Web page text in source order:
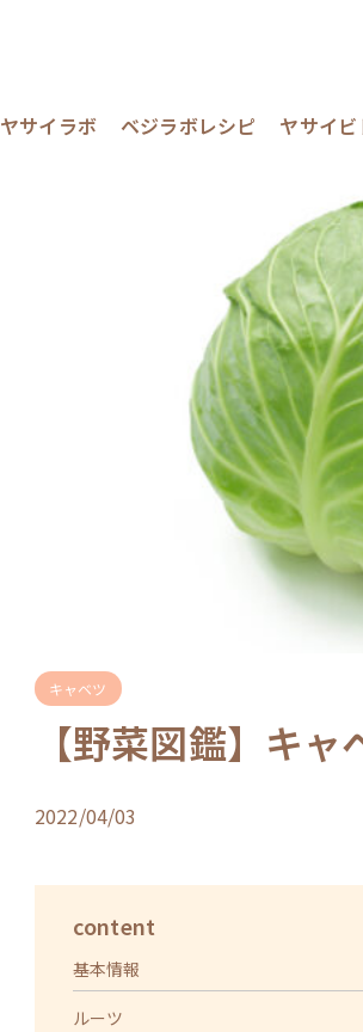
ヤサイラボ ベジラボレシピ ヤサイビ
キャベツ
【野菜図鑑】キャ
2022/04/03
content
基本情報
ルーツ